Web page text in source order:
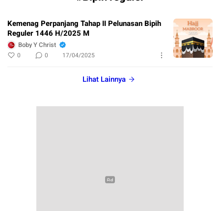
Kemenag Perpanjang Tahap II Pelunasan Bipih
Reguler 1446 H/2025 M
Boby Y Christ
0 0 17/04/2025
Lihat Lainnya